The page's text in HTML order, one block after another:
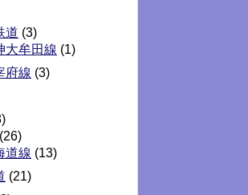
道 (3)
大牟田線 (1)
府線 (3)
(26)
道線 (13)
(21)